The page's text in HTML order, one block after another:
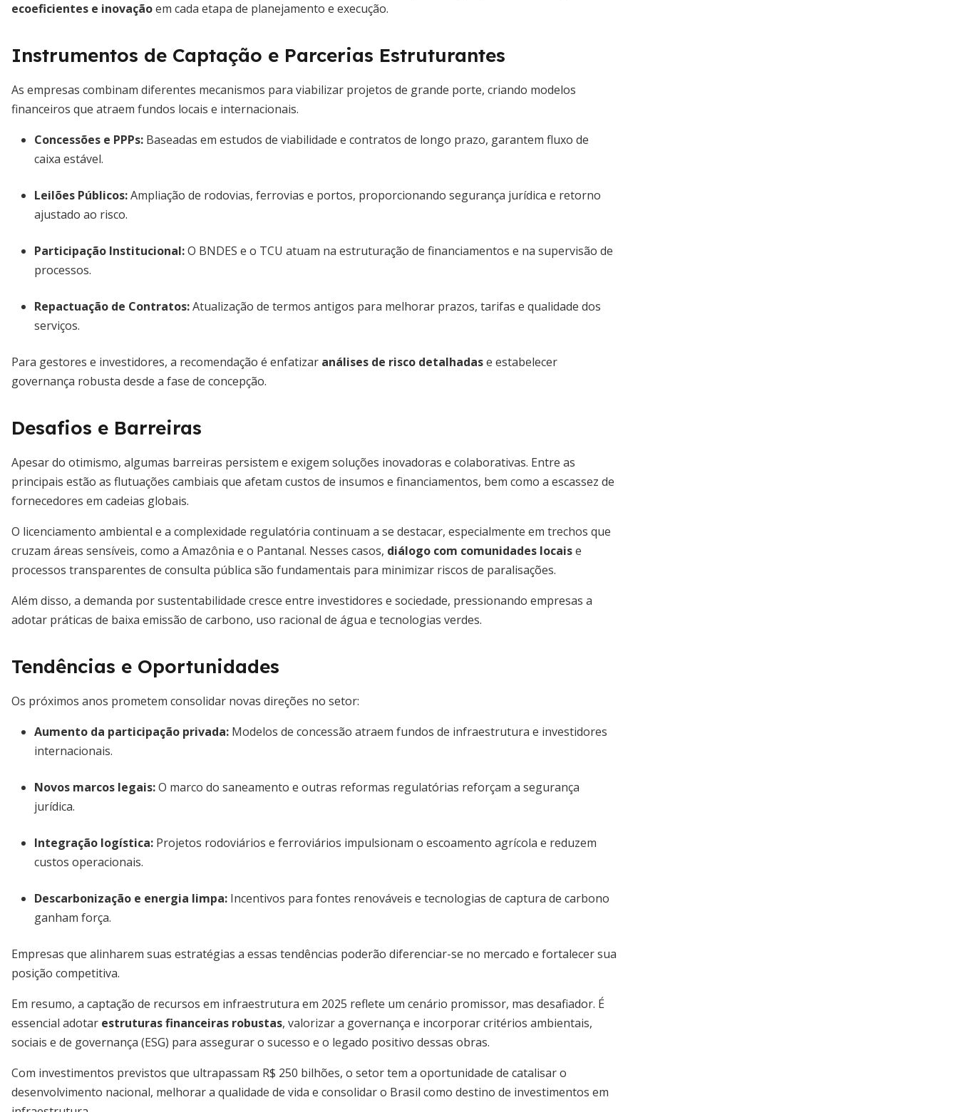
ecoeficientes e inovaçãoem cada etapa de planejamento e execução.
Instrumentos de Captação e Parcerias Estruturantes
As empresas combinam diferentes mecanismos para viabilizar projetos de grande porte, criando modelos
financeiros que atraem fundos locais e internacionais.
Concessões e PPPs: Baseadas em estudos de viabilidade e contratos de longo prazo, garantem fluxo de
caixa estável.
Leilões Públicos:Ampliação de rodovias, ferrovias e portos, proporcionando segurança jurídica e retorno
ajustado ao risco.
Participação Institucional:O BNDES e o TCU atuam na estruturação de financiamentos e na supervisão de
processos.
Repactuação de Contratos:Atualização de termos antigos para melhorar prazos, tarifas e qualidade dos
serviços.
Para gestores e investidores, a recomendação é enfatizar análises de risco detalhadase estabelecer
governança robusta desde a fase de concepção.
Desafios e Barreiras
Apesar do otimismo, algumas barreiras persistem e exigem soluções inovadoras e colaborativas. Entre as
principais estão as flutuações cambiais que afetam custos de insumos e financiamentos, bem como a escassez de
fornecedores em cadeias globais.
O licenciamento ambiental e a complexidade regulatória continuam a se destacar, especialmente em trechos que
cruzam áreas sensíveis, como a Amazônia e o Pantanal. Nesses casos, diálogo com comunidades locaise
processos transparentes de consulta pública são fundamentais para minimizar riscos de paralisações.
Além disso, a demanda por sustentabilidade cresce entre investidores e sociedade, pressionando empresas a
adotar práticas de baixa emissão de carbono, uso racional de água e tecnologias verdes.
Tendências e Oportunidades
Os próximos anos prometem consolidar novas direções no setor:
Aumento da participação privada: Modelos de concessão atraem fundos de infraestrutura e investidores
internacionais.
Novos marcos legais:O marco do saneamento e outras reformas regulatórias reforçam a segurança
jurídica.
Integração logística: Projetos rodoviários e ferroviários impulsionam o escoamento agrícola e reduzem
custos operacionais.
Descarbonização e energia limpa: Incentivos para fontes renováveis e tecnologias de captura de carbono
ganham força.
Empresas que alinharem suas estratégias a essas tendências poderão diferenciar-se no mercado e fortalecer sua
posição competitiva.
Em resumo, a captação de recursos em infraestrutura em 2025 reflete um cenário promissor, mas desafiador. É
essencial adotar estruturas financeiras robustas, valorizar a governança e incorporar critérios ambientais,
sociais e de governança (ESG) para assegurar o sucesso e o legado positivo dessas obras.
Com investimentos previstos que ultrapassam R$ 250 bilhões, o setor tem a oportunidade de catalisar o
desenvolvimento nacional, melhorar a qualidade de vida e consolidar o Brasil como destino de investimentos em